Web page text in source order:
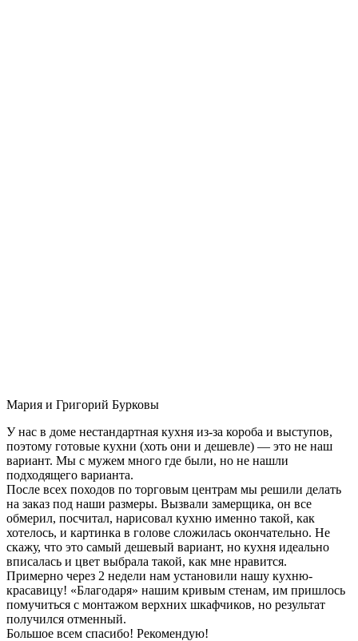
Мария и Григорий Бурковы
У нас в доме нестандартная кухня из-за короба и выступов,
поэтому готовые кухни (хоть они и дешевле) — это не наш
вариант. Мы с мужем много где были, но не нашли
подходящего варианта.
После всех походов по торговым центрам мы решили делать
на заказ под наши размеры. Вызвали замерщика, он все
обмерил, посчитал, нарисовал кухню именно такой, как
хотелось, и картинка в голове сложилась окончательно. Не
скажу, что это самый дешевый вариант, но кухня идеально
вписалась и цвет выбрала такой, как мне нравится.
Примерно через 2 недели нам установили нашу кухню-
красавицу! «Благодаря» нашим кривым стенам, им пришлось
помучиться с монтажом верхних шкафчиков, но результат
получился отменный.
Большое всем спасибо! Рекомендую!